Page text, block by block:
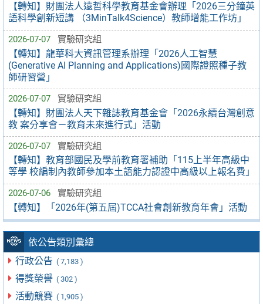
【轉知】財團法人遠哲科學教育基金會辦理「2026三分鐘英
語科學創新短講 （3MinTalk4Science）教師增能工作坊」
2026-07-07 實驗研究組
【轉知】龍華科大資訊管理系辦理「2026人工智慧
(Generative AI Planning and Applications)國際證照種子教
師研習營」
2026-07-07 實驗研究組
【轉知】財團法人天下雜誌教育基金會「2026永續台灣創意
教 案分享會－教育未來進行式」活動
2026-07-07 實驗研究組
【轉知】教育部國民及學前教育署補助「115上半年高級中
等學 校編制內教師參加本土語能力認證中高級以上報名費」
2026-07-06 實驗研究組
【轉知】「2026年(第五屆)TCCA社會創新教育年會」活動
依公告類別彙總
行政公告 ( 7,183 )
得獎榮譽 ( 302 )
活動競賽 ( 1,905 )